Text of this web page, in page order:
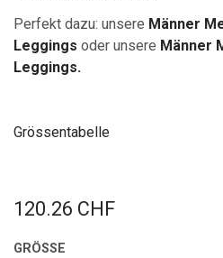
Perfekt dazu: unsere Männer
Leggings oder unsere Männer
Leggings.
Grössentabelle
120.26 CHF
GRÖSSE